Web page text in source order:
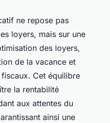
ne repose pas
loyers, mais sur une
des loyers,
de la vacance et
Cet équilibre
la rentabilité
aux attentes du
ainsi une